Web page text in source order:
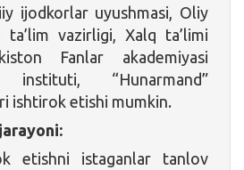
ijodkorlar uyushmasi, Oliy
ta’lim vazirligi, Xalq ta’limi
Fanlar akademiyasi
instituti, “Hunarmand”
ishtirok etishi mumkin.
etishni istaganlar tanlov